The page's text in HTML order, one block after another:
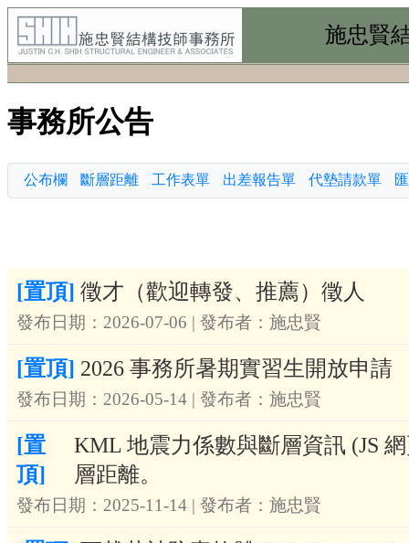
施忠賢
事務所公告
公布欄 斷層距離 工作表單 出差報告單 代墊請款單
[置頂] 徵才（歡迎轉發、推薦）徵人
發布日期：2026-07-06 | 發布者：施忠賢
[置頂] 2026 事務所暑期實習生開放申請
發布日期：2026-05-14 | 發布者：施忠賢
[置
頂]
KML 地震力係數與斷層資訊 (JS
層距離。
發布日期：2025-11-14 | 發布者：施忠賢